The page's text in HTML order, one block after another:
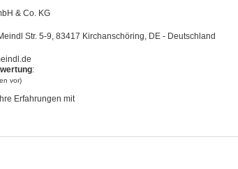
& Co. KG
Str. 5-9, 83417 Kirchanschöring, DE - Deutschland
:
vor)
Erfahrungen mit